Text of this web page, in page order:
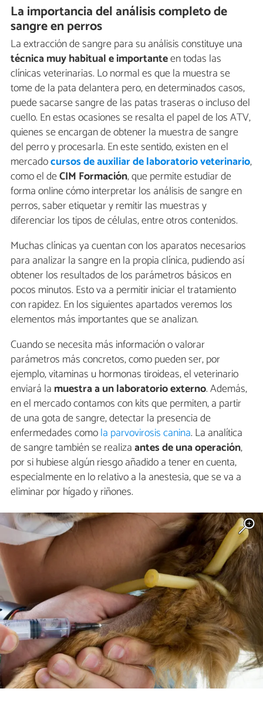
La importancia del análisis completo de
sangre en perros
La extracción de sangre para su análisis constituye una
técnica muy habituale importanteen todas las
clínicas veterinarias. Lo normal es que la muestra se
tome de la pata delantera pero, en determinados casos,
puede sacarse sangre de las patas traseras o incluso del
cuello. En estas ocasiones se resalta el papel de los ATV,
quienes se encargan de obtener la muestra de sangre
del perro y procesarla. En este sentido, existen en el
mercadocursos deauxiliar de laboratorio veterinario,
como el deCIM Formación, que permite estudiar de
forma online cómo interpretar los análisis de sangre en
perros, saber etiquetar y remitir las muestras y
diferenciar los tipos de células, entre otros contenidos.
Muchas clínicas ya cuentan con los aparatos necesarios
para analizar la sangre en la propia clínica, pudiendo así
obtener los resultados de los parámetros básicos en
pocos minutos. Esto va a permitir iniciar el tratamiento
con rapidez. En los siguientes apartados veremos los
elementos más importantes que se analizan.
Cuando se necesita más información o valorar
parámetros más concretos, como pueden ser, por
ejemplo, vitaminas u hormonas tiroideas, el veterinario
enviará la muestra a un laboratorio externo. Además,
en el mercado contamos con kits que permiten, a partir
de una gota de sangre, detectar la presencia de
enfermedades comola parvovirosis canina. La analítica
de sangre también se realizaantes de una operación,
por si hubiese algún riesgo añadido a tener en cuenta,
especialmente en lo relativo a la anestesia, que se va a
eliminar por hígado y riñones.